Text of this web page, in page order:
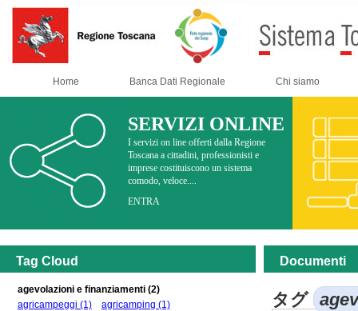
Home Banca Dati Regionale Chi siamo
SERVIZI ONLINE
I servizi on line offerti dalla Regione
Toscana a cittadini, professionisti e
imprese costituiscono un sistema
comodo, veloce....
ENTRA
Tag Cloud
agevolazioni e finanziamenti (2)
agricampeggi (1) agricamping (1)
Documenti
タグ